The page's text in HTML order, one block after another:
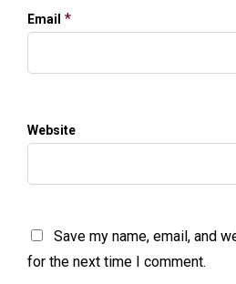
Email *
Website
Save my name, email, and
for the next time I comment.